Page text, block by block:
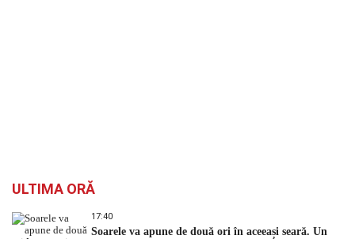
ULTIMA ORĂ
17:40
Soarele va apune de două ori în aceeași seară. Un